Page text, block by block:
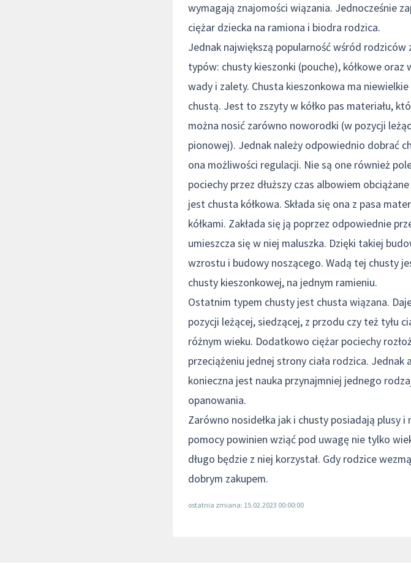
wymagają znajomości wiązania. Jednocześnie
ciężar dziecka na ramiona i biodra rodzica.
Jednak największą popularność wśród rodziców
typów: chusty kieszonki (pouche), kółkowe
wady i zalety. Chusta kieszonkowa ma
chustą. Jest to zszyty w kółko pas materiału,
można nosić zarówno noworodki (w pozycji
pionowej). Jednak należy odpowiednio dobrać
ona możliwości regulacji. Nie są one również
pociechy przez dłuższy czas albowiem
jest chusta kółkowa. Składa się ona z pasa
kółkami. Zakłada się ją poprzez odpowiednie
umieszcza się w niej maluszka. Dzięki takiej
wzrostu i budowy noszącego. Wadą tej chusty
chusty kieszonkowej, na jednym ramieniu.
Ostatnim typem chusty jest chusta wiązana.
pozycji leżącej, siedzącej, z przodu czy też tyłu
różnym wieku. Dodatkowo ciężar pociechy
przeciążeniu jednej strony ciała rodzica.
konieczna jest nauka przynajmniej jednego
opanowania.
Zarówno nosidełka jak i chusty posiadają plusy
pomocy powinien wziąć pod uwagę nie tylko
długo będzie z niej korzystał. Gdy rodzice
dobrym zakupem.
ostatnia zmiana: 15.02.2023 00:00:00